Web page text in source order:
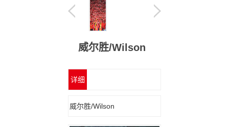
威尔胜/Wilson
详细
威尔胜/Wilson